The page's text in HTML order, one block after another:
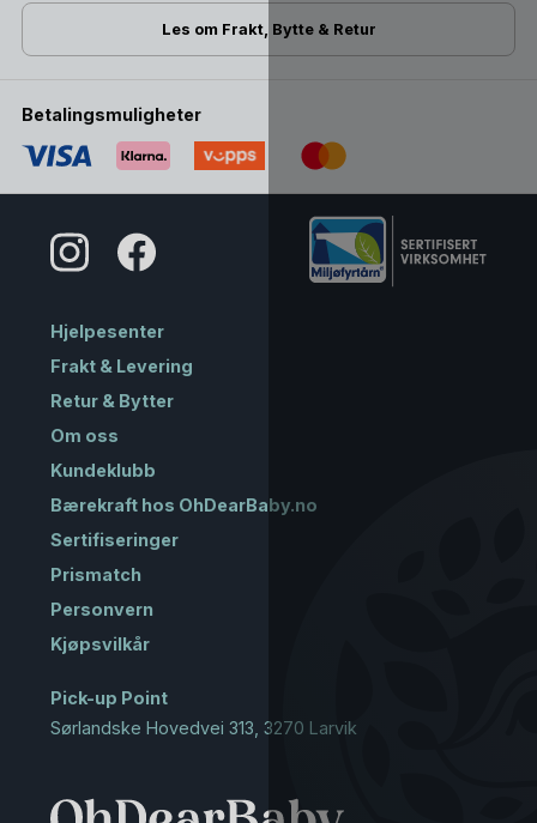
Les om Frakt, Bytte & Retur
Betalingsmuligheter
Hjelpesenter
Frakt & Levering
Retur & Bytter
Om oss
Kundeklubb
Bærekraft hos OhDearBaby.no
Sertifiseringer
Prismatch
Personvern
Kjøpsvilkår
Pick-up Point
Sørlandske Hovedvei 313, 3270 Larvik